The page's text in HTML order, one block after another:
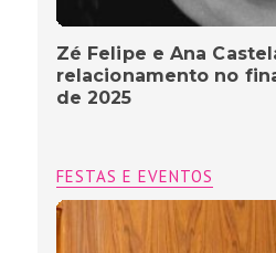
Zé Felipe e Ana
relacionamento no
de 2025
FESTAS E EVENTOS